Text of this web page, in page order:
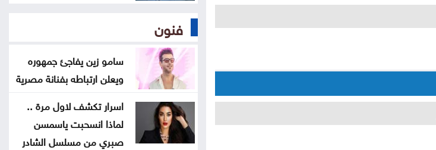
فنون
سامو زين يفاجئ جمهوره
ويعلن ارتباطه بفنانة مصرية
اسرار تكشف لاول مرة ..
لماذا انسحبت ياسمسن
صبري من مسلسل الشادر